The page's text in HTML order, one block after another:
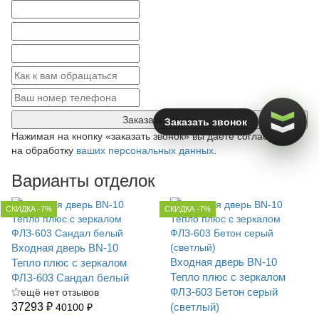
Заказать звонок
Нажимая на кнопку «заказать звонок» вы даете согласие
на обработку ваших персональных данных.
Заказать звонок
Варианты отделок
СКИДКА -7%
Входная дверь BN-10
Тепло плюс с зеркалом
ФЛЗ-603 Сандал белый
ещё нет отзывов
37293 ₽ 40100 ₽
СКИДКА -7%
Входная дверь BN-10
Тепло плюс с зеркалом
ФЛЗ-603 Бетон серый
(светлый)